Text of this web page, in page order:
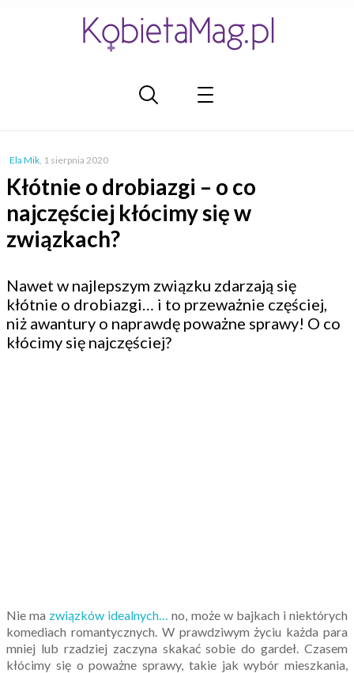
Ela Mik, 1 sierpnia 2020
Kłótnie o drobiazgi – o co
najczęściej kłócimy się w
związkach?
Nawet w najlepszym związku zdarzają się
kłótnie o drobiazgi… i to przeważnie częściej,
niż awantury o naprawdę poważne sprawy! O co
kłócimy się najczęściej?
Nie ma związków idealnych… no, może w bajkach i niektórych
komediach romantycznych. W prawdziwym życiu każda para
mniej lub rzadziej zaczyna skakać sobie do gardeł. Czasem
kłócimy się o poważne sprawy, takie jak wybór mieszkania,